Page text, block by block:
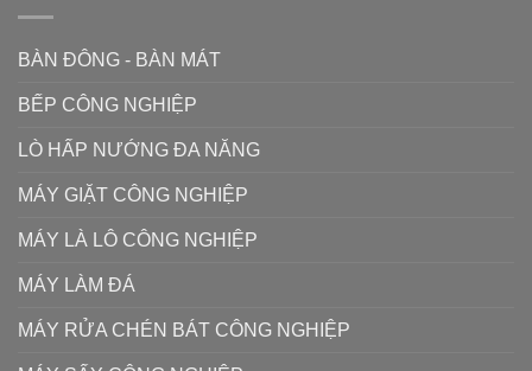
BÀN ĐÔNG - BÀN MÁT
BẾP CÔNG NGHIỆP
LÒ HẤP NƯỚNG ĐA NĂNG
MÁY GIẶT CÔNG NGHIỆP
MÁY LÀ LÔ CÔNG NGHIỆP
MÁY LÀM ĐÁ
MÁY RỬA CHÉN BÁT CÔNG NGHIỆP